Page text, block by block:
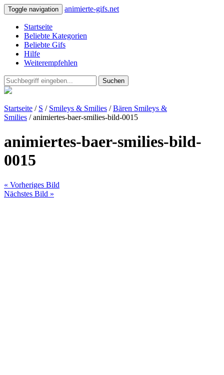
Toggle navigation animierte-gifs.net
Startseite
Beliebte Kategorien
Beliebte Gifs
Hilfe
Weiterempfehlen
Suchen
Startseite / S / Smileys & Smilies /Bären Smileys &
Smilies / animiertes-baer-smilies-bild-0015
animiertes-baer-smilies-bild-
0015
« Vorheriges Bild
Nächstes Bild »